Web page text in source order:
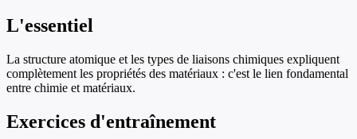
L'essentiel
La structure atomique et les types de liaisons chimiques expliquent
complètement les propriétés des matériaux : c'est le lien fondamental
entre chimie et matériaux.
Exercices d'entraînement